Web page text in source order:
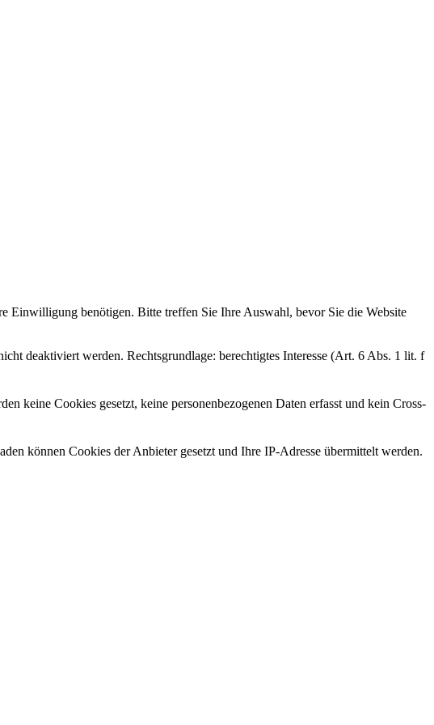
Einwilligung benötigen. Bitte treffen Sie Ihre Auswahl, bevor Sie die Website
deaktiviert werden. Rechtsgrundlage: berechtigtes Interesse (Art. 6 Abs. 1 lit. f
keine Cookies gesetzt, keine personenbezogenen Daten erfasst und kein Cross-
können Cookies der Anbieter gesetzt und Ihre IP-Adresse übermittelt werden.